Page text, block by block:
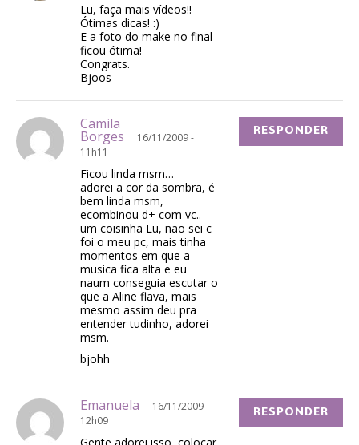
Lu, faça mais vídeos!!
Ótimas dicas! :)
E a foto do make no final
ficou ótima!
Congrats.
Bjoos
Camila
Borges
16/11/2009 -
11h11
Ficou linda msm…
adorei a cor da sombra, é
bem linda msm,
ecombinou d+ com vc..
um coisinha Lu, não sei c
foi o meu pc, mais tinha
momentos em que a
musica fica alta e eu
naum conseguia escutar o
que a Aline flava, mais
mesmo assim deu pra
entender tudinho, adorei
msm.
bjohh
RESPONDER
Emanuela
16/11/2009 -
12h09
RESPONDER